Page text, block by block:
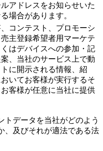
アドレスをお知らせいた
場合があります。
コンテスト、プロモーシ
主登録希望者用マーケテ
はデバイスへの参加・記
、当社のサービス上で動
に開示される情報、紹
いてお客様が実行するそ
客様が任意に当社に提供
トデータを当社がどのよう
、及びそれが適法である法